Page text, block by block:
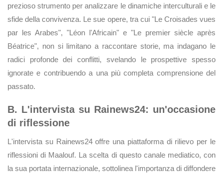
prezioso strumento per analizzare le dinamiche interculturali e le
sfide della convivenza. Le sue opere, tra cui "Le Croisades vues
par les Arabes", "Léon l'Africain" e "Le premier siècle après
Béatrice", non si limitano a raccontare storie, ma indagano le
radici profonde dei conflitti, svelando le prospettive spesso
ignorate e contribuendo a una più completa comprensione del
passato.
B. L'intervista su Rainews24: un'occasione
di riflessione
L'intervista su Rainews24 offre una piattaforma di rilievo per le
riflessioni di Maalouf. La scelta di questo canale mediatico, con
la sua portata internazionale, sottolinea l'importanza di diffondere